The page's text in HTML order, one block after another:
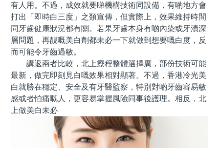
有人用。不過，成效就要睇機構技術同設備，有啲地方會
打出「即時白三度」之類宣傳，但實際上，效果維持時間
同牙齒健康狀況都有關。若果牙齒本身有啲內染或牙漬深
層問題，再靚嘅美白劑都未必一下就做到想要嘅白度，反
而可能令牙齒過敏。
講返兩者比較，北上療程整體選擇廣，部份技術可能
最新，做完即刻見白嘅效果相對顯著。不過，香港冷光美
白就勝在穩定、安全及有牙醫監察，特別對啲牙齒容易敏
感或者怕痛嘅人，更容易掌握風險同事後護理。相反，北
上做美白未必